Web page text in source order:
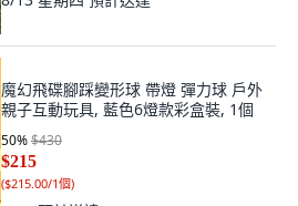
魔幻飛碟腳踩變形球 帶燈 彈力球 戶外
親子互動玩具, 藍色6燈款彩盒裝, 1個
50%$430
$215
($215.00/1個)